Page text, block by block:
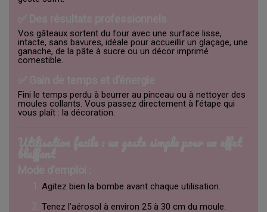
Vos gâteaux sortent du four avec une surface lisse,
intacte, sans bavures, idéale pour accueillir un glaçage, une
ganache, de la pâte à sucre ou un décor imprimé
comestible.
Fini le temps perdu à beurrer au pinceau ou à nettoyer des
moules collants. Vous passez directement à l’étape qui
vous plaît : la décoration.
Agitez bien la bombe avant chaque utilisation.
Tenez l’aérosol à environ 25 à 30 cm du moule.